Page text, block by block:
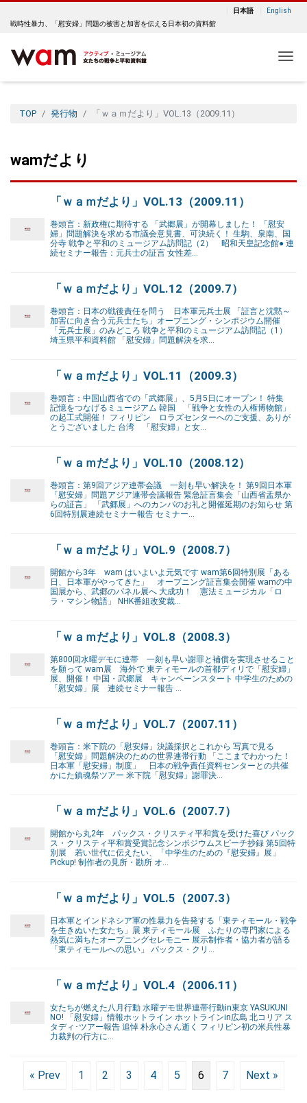
日本語
English
戦時性暴力、「慰安婦」問題の被害と加害を伝える日本初の資料館
TOP 発行物 「ｗａｍだより」VOL.13（2009.11）
wamだより
「ｗａｍだより」VOL.13（2009.11）
巻頭言：新政権に期待する 「武郷展」が開幕しました！ 「慰安
婦」問題解決を求める市議会意見書、可決続く！ 生駒、泉南、国
分寺 戦争と平和のミュージアム訪問記（2） 昭和天皇記念館● 連
続セミナー報告：元兵士の証言 女性差…
「ｗａｍだより」VOL.12（2009.7）
巻頭言：日本の戦後責任を問う 日本軍元兵士展 「証言と沈黙～
加害に向き合う元兵士たち」オープニング・シンポジウム開催
「元兵士展」のみどころ 戦争と平和のミュージアム訪問記（1）
埼玉県平和資料館 「慰安婦」問題解決を求…
「ｗａｍだより」VOL.11（2009.3）
巻頭言：中国山西省での「武郷展」、5月5日にオープン！ 特集
記憶をつなげるミュージアム 韓国 「戦争と女性の人権博物館」
の起工式開催！ フィリピン ロラズセンターへのご支援、ありが
とうございました 台湾 「慰安婦」と女…
「ｗａｍだより」VOL.10（2008.12）
巻頭言：第9回アジア連帯会議 一刻も早い解決を！ 第9回日本軍
「慰安婦」問題アジア連帯会議報告 緊急証言集会「山西省盂県か
らの証言」 「武郷展」へのカンパのお礼と開催延期のお知らせ 第
6回特別展連続セミナー報告 セミナー…
「ｗａｍだより」VOL.9（2008.7）
開館から3年 wam はいよいよ元気です wam第6回特別展「ある
日、日本軍がやってきた」 オープニング証言集会開催 wamの中
国展から、武郷のパネル展へ 大成功！ 憲法ミュージカル「ロ
ラ・マシン物語」 NHK番組改変裁…
「ｗａｍだより」VOL.8（2008.3）
第800回水曜デモに連帯 一刻も早い謝罪と補償を実現させること
を願って wam展 海外で 東ティモールの首都ディリで「慰安婦」
展、開催！ 中国・武郷展 キャンペーンスタート 中学生のための
「慰安婦」展 連続セミナー報告 …
「ｗａｍだより」VOL.7（2007.11）
巻頭言：米下院の「慰安婦」決議採択とこれから 写真で見る
「慰安婦」問題解決のための世界連帯行動 「ここまでわかった！
日本軍「慰安婦」制度」 日本の戦争責任資料センターとの共催
かにた鎮魂祭ツアー 米下院「慰安婦」謝罪決…
「ｗａｍだより」VOL.6（2007.7）
開館から丸2年 パックス・クリスティ平和賞を受けた喜び パック
ス・クリスティ平和賞受賞記念シンポジウムスピーチ抄録 第5回特
別展 若い世代に伝えたい、「中学生のための『慰安婦』展」
Pickup! 制作者の見所・勘所 オ…
「ｗａｍだより」VOL.5（2007.3）
日本軍とインドネシア軍の性暴力を告発する「東ティモール・戦争
を生きぬいた女たち」展 東ティモール展 ふたりの専門家による
熱気に満ちたオープニングセレモニー 展示制作者・協力者が語る
「東ティモールへの思い」 パックス・クリ…
「ｗａｍだより」VOL.4（2006.11）
女たちが燃えた八月行動 水曜デモ世界連帯行動in東京 YASUKUNI
NO! 「慰安婦」情報ホットライン ホットラインin広島 北コリア ス
タディ･ツアー報告 追悼 朴永心さん逝く フィリピン初の米兵性暴
力裁判の行方に…
« Prev 1 2 3 4 5 6 7 Next »